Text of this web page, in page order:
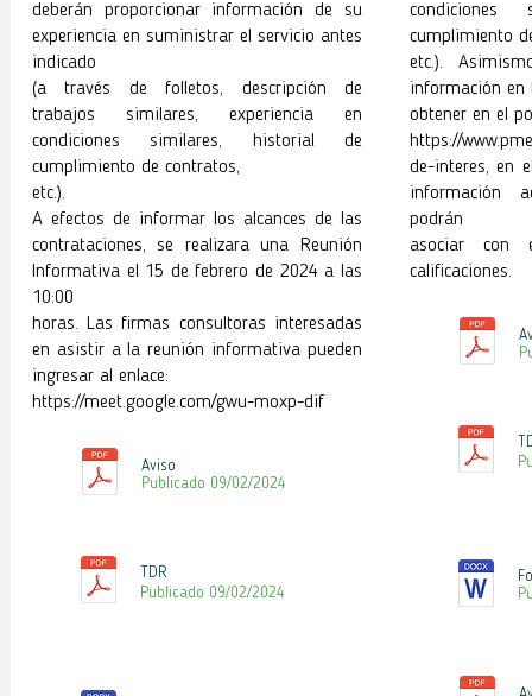
deberán proporcionar información de su
experiencia en suministrar el servicio antes
indicado
(a través de folletos, descripción de
trabajos similares, experiencia en
condiciones similares, historial de
cumplimiento de contratos,
etc.).
A efectos de informar los alcances de las
contrataciones, se realizara una Reunión
Informativa el 15 de febrero de 2024 a las
10:00
horas. Las firmas consultoras interesadas
en asistir a la reunión informativa pueden
ingresar al enlace:
https://meet.google.com/gwu-moxp-dif
Aviso
Publicado 09/02/2024
TDR
Publicado 09/02/2024
cumplimiento
etc.).
información en
obtener en el
https://
de-interes, en
información
podrán
asociar
calificaciones.